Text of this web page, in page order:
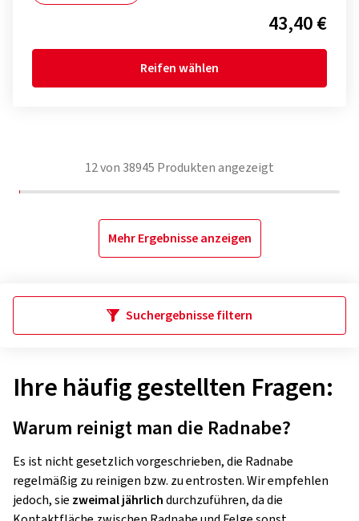
43,40 €
Reifen wählen
12von 38945 Produkten angezeigt
Mehr Ergebnisse anzeigen
Suchergebnisse filtern
Ihre häufig gestellten Fragen:
Warum reinigt man die Radnabe?
Es ist nicht gesetzlich vorgeschrieben, die Radnabe
regelmäßig zu reinigen bzw. zu entrosten. Wir empfehlen
jedoch, sie zweimal jährlichdurchzuführen, da die